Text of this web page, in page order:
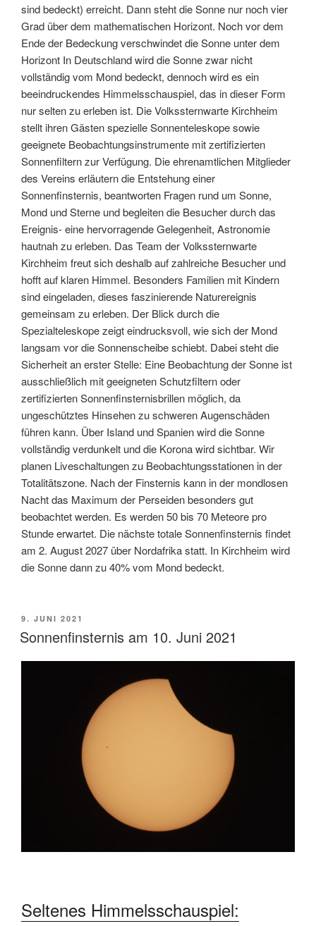
sind bedeckt) erreicht. Dann steht die Sonne nur noch vier
Grad über dem mathematischen Horizont. Noch vor dem
Ende der Bedeckung verschwindet die Sonne unter dem
Horizont In Deutschland wird die Sonne zwar nicht
vollständig vom Mond bedeckt, dennoch wird es ein
beeindruckendes Himmelsschauspiel, das in dieser Form
nur selten zu erleben ist. Die Volkssternwarte Kirchheim
stellt ihren Gästen spezielle Sonnenteleskope sowie
geeignete Beobachtungsinstrumente mit zertifizierten
Sonnenfiltern zur Verfügung. Die ehrenamtlichen Mitglieder
des Vereins erläutern die Entstehung einer
Sonnenfinsternis, beantworten Fragen rund um Sonne,
Mond und Sterne und begleiten die Besucher durch das
Ereignis- eine hervorragende Gelegenheit, Astronomie
hautnah zu erleben. Das Team der Volkssternwarte
Kirchheim freut sich deshalb auf zahlreiche Besucher und
hofft auf klaren Himmel. Besonders Familien mit Kindern
sind eingeladen, dieses faszinierende Naturereignis
gemeinsam zu erleben. Der Blick durch die
Spezialteleskope zeigt eindrucksvoll, wie sich der Mond
langsam vor die Sonnenscheibe schiebt. Dabei steht die
Sicherheit an erster Stelle: Eine Beobachtung der Sonne ist
ausschließlich mit geeigneten Schutzfiltern oder
zertifizierten Sonnenfinsternisbrillen möglich, da
ungeschütztes Hinsehen zu schweren Augenschäden
führen kann. Über Island und Spanien wird die Sonne
vollständig verdunkelt und die Korona wird sichtbar. Wir
planen Liveschaltungen zu Beobachtungsstationen in der
Totalitätszone. Nach der Finsternis kann in der mondlosen
Nacht das Maximum der Perseiden besonders gut
beobachtet werden. Es werden 50 bis 70 Meteore pro
Stunde erwartet. Die nächste totale Sonnenfinsternis findet
am 2. August 2027 über Nordafrika statt. In Kirchheim wird
die Sonne dann zu 40% vom Mond bedeckt.
VERÖFFENTLICHT
AM
9. JUNI 2021
Sonnenfinsternis am 10. Juni 2021
Seltenes Himmelsschauspiel: